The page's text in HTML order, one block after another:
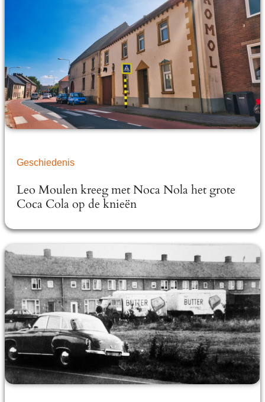
Geschiedenis
Leo Moulen kreeg met Noca Nola het grote
Coca Cola op de knieën